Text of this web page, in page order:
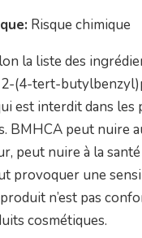
Risque chimique
la liste des
(4-tert-
est interdit dans les
BMHCA peut nuire
peut nuire à la santé
provoquer une
n’est pas
cosmétiques.